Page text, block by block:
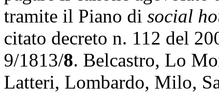
tramite il Piano di social
citato decreto n. 112 del
9/1813/8. Belcastro, Lo
Latteri, Lombardo, Milo,